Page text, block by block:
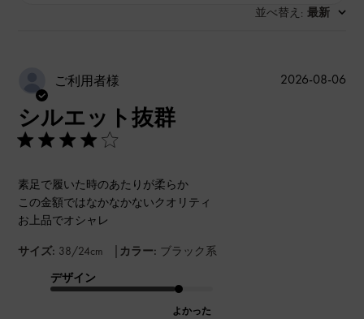
並べ替え : 最新
ご利用者様
シルエット抜群
素足で履いた時のあたりが柔らか
この金額ではなかなかないクオリティ
お上品でオシャレ
サイズ: 38/24cm | カラー: ブラック系
デザイン
よかった
公
2026-08-06